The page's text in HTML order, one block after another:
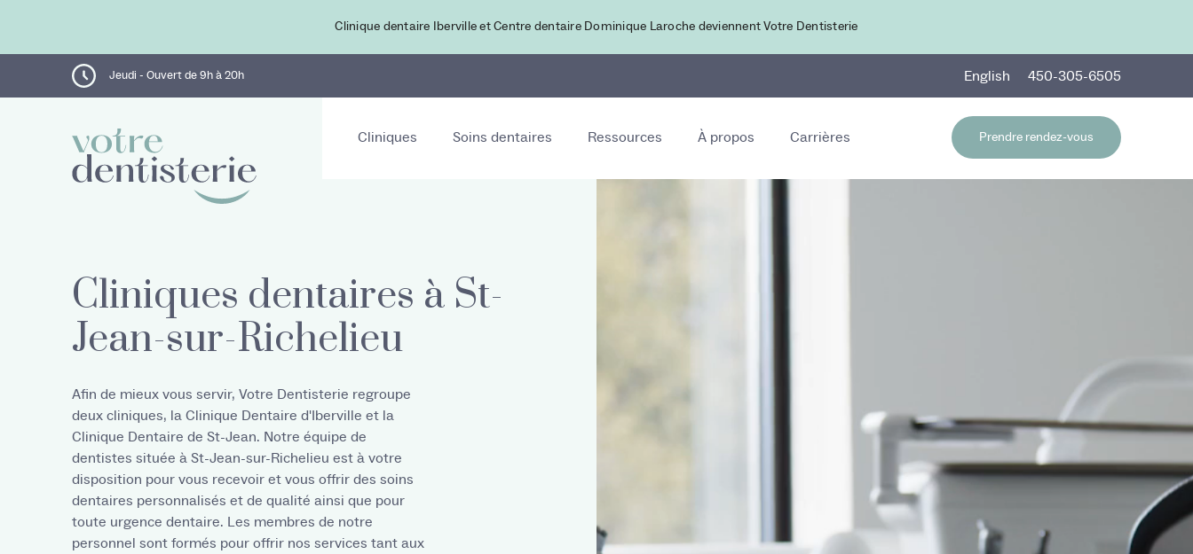
Clinique dentaire Iberville et Centre dentaire Dominique Laroche deviennent Votre Dentisterie
Jeudi - Ouvert de 9h à 20h English 450-305-6505
Cliniques Soins dentaires Ressources À propos Carrières Prendre rendez-vous
Cliniques dentaires à St-
Jean-sur-Richelieu
Afin de mieux vous servir, Votre Dentisterie regroupe
deux cliniques, la Clinique Dentaire d'Iberville et la
Clinique Dentaire de St-Jean. Notre équipe de
dentistes située à St-Jean-sur-Richelieu est à votre
disposition pour vous recevoir et vous offrir des soins
dentaires personnalisés et de qualité ainsi que pour
toute urgence dentaire. Les membres de notre
personnel sont formés pour offrir nos services tant aux